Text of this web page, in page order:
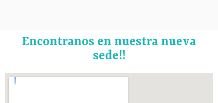
Encontranos en nuestra nueva
sede!!